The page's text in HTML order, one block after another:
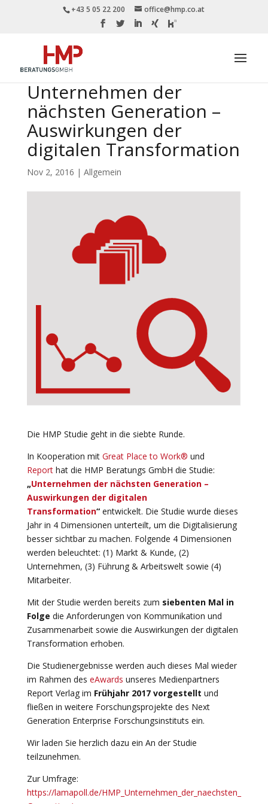
+43 5 05 22 200 office@hmp.co.at
Unternehmen der
nächsten Generation –
Auswirkungen der
digitalen Transformation
Nov 2, 2016 | Allgemein
Die HMP Studie geht in die siebte Runde.
In Kooperation mit Great Place to Work® und
Reporthat die HMP Beratungs GmbH die Studie:
„Unternehmen der nächsten Generation –
Auswirkungen der digitalen
Transformation“entwickelt. Die Studie wurde dieses
Jahr in 4 Dimensionen unterteilt, um die Digitalisierung
besser sichtbar zu machen. Folgende 4 Dimensionen
werden beleuchtet: (1) Markt & Kunde, (2)
Unternehmen, (3) Führung & Arbeitswelt sowie (4)
Mitarbeiter.
Mit der Studie werden bereits zum siebenten Mal in
Folge die Anforderungen von Kommunikation und
Zusammenarbeit sowie die Auswirkungen der digitalen
Transformation erhoben.
Die Studienergebnisse werden auch dieses Mal wieder
im Rahmen des eAwards unseres Medienpartners
Report Verlag im Frühjahr 2017 vorgestellt und
fließen in weitere Forschungsprojekte des Next
Generation Enterprise Forschungsinstituts ein.
Wir laden Sie herzlich dazu ein An der Studie
teilzunehmen.
Zur Umfrage:
https://lamapoll.de/HMP_Unternehmen_der_naechsten_